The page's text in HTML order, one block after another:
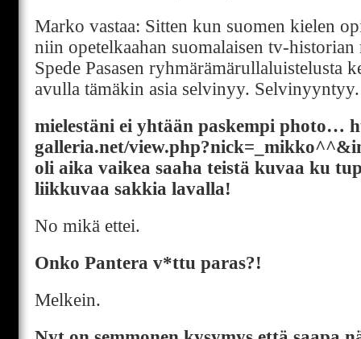
Marko vastaa: Sitten kun suomen kielen
niin opetelkaahan suomalaisen tv-
Spede Pasasen ryhmärämärullaluistelusta
avulla tämäkin asia selvinyy.
mielestäni ei yhtään paskempi photo…
galleria.net/
oli aika vaikea saaha teistä kuvaa ku
liikkuvaa sakkia lavalla!
No mikä ettei.
Onko Pantera v*ttu paras?!
Melkein.